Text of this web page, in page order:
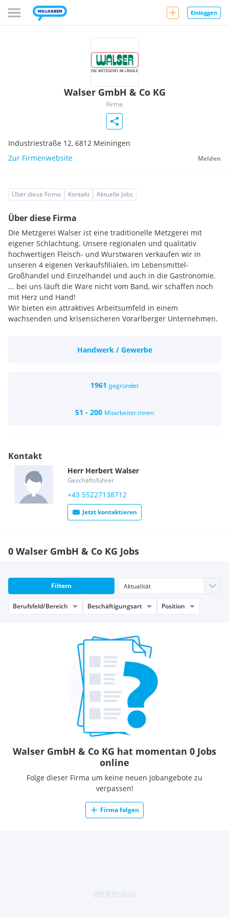
Einloggen
Walser GmbH & Co KG
Firma
Industriestraße 12, 6812 Meiningen
Zur Firmenwebsite
Melden
Über diese Firma Kontakt Aktuelle Jobs
Über diese Firma
Die Metzgerei Walser ist eine traditionelle Metzgerei mit
eigener Schlachtung. Unsere regionalen und qualitativ
hochwertigen Fleisch- und Wurstwaren verkaufen wir in
unseren 4 eigenen Verkaufsfilialen, im Lebensmittel-
Großhandel und Einzelhandel und auch in die Gastronomie.
... bei uns läuft die Ware nicht vom Band, wir schaffen noch
mit Herz und Hand!
Wir bieten ein attraktives Arbeitsumfeld in einem
wachsenden und krisensicheren Vorarlberger Unternehmen.
Handwerk / Gewerbe
1961 gegründet
51 - 200 Mitarbeiter:innen
Kontakt
Herr Herbert Walser
Geschäftsführer
+43 55227138712
Jetzt kontaktieren
0 Walser GmbH & Co KG Jobs
Filtern
Berufsfeld/Bereich Beschäftigungsart Position
Walser GmbH & Co KG hat momentan 0 Jobs
online
Folge dieser Firma um keine neuen Jobangebote zu
verpassen!
Firma folgen